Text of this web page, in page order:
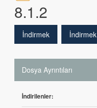
8.1.2
İndirmek İndirmek
Dosya Ayrıntıları
İndirilenler: